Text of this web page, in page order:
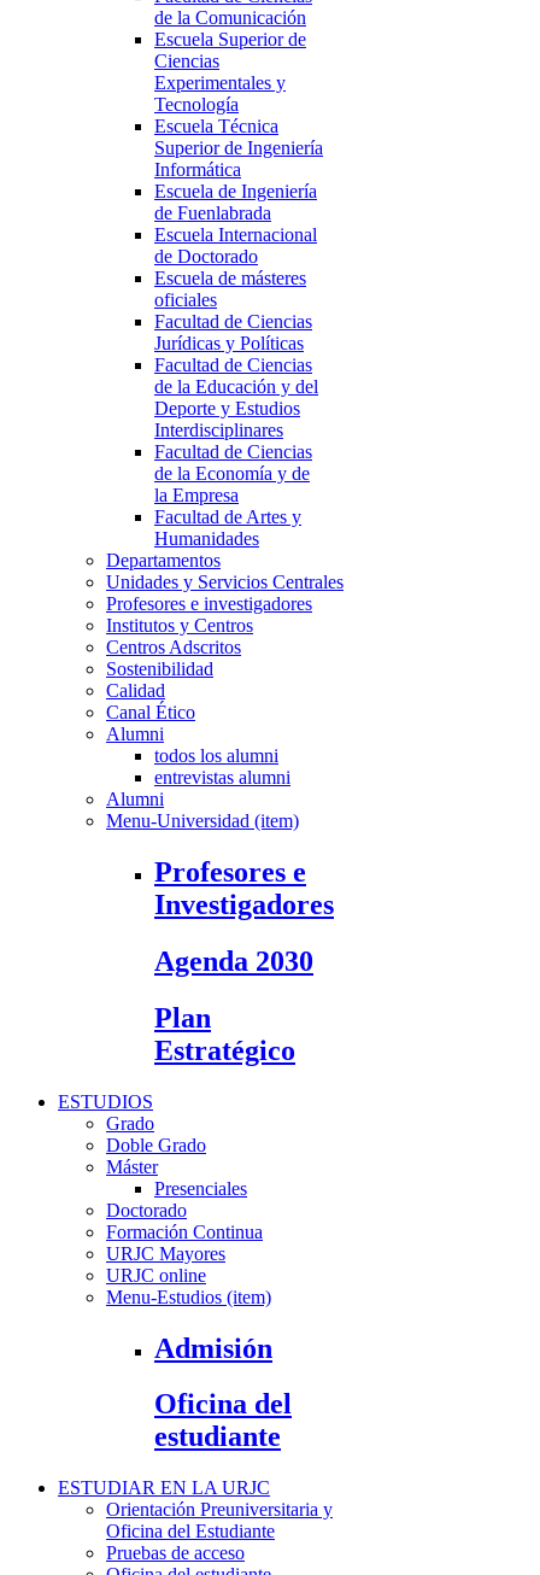
de la Comunicación
Escuela Superior de
Ciencias
Experimentales y
Tecnología
Escuela Técnica
Superior de Ingeniería
Informática
Escuela de Ingeniería
de Fuenlabrada
Escuela Internacional
de Doctorado
Escuela de másteres
oficiales
Facultad de Ciencias
Jurídicas y Políticas
Facultad de Ciencias
de la Educación y del
Deporte y Estudios
Interdisciplinares
Facultad de Ciencias
de la Economía y de
la Empresa
Facultad de Artes y
Humanidades
Departamentos
Unidades y Servicios Centrales
Profesores e investigadores
Institutos y Centros
Centros Adscritos
Sostenibilidad
Calidad
Canal Ético
Alumni
todos los alumni
entrevistas alumni
Alumni
Menu-Universidad (item)
Profesores e
Investigadores
Agenda 2030
Plan
Estratégico
ESTUDIOS
Grado
Doble Grado
Máster
Presenciales
Doctorado
Formación Continua
URJC Mayores
URJC online
Menu-Estudios (item)
Admisión
Oficina del
estudiante
ESTUDIAR EN LA URJC
Orientación Preuniversitaria y
Oficina del Estudiante
Pruebas de acceso